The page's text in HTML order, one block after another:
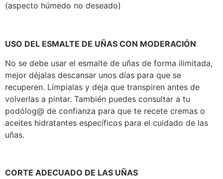
(aspecto húmedo no deseado)
USO DEL ESMALTE DE UÑAS CON MODERACIÓN
No se debe usar el esmalte de uñas de forma ilimitada,
mejor déjalas descansar unos días para que se
recuperen. Límpialas y deja que transpiren antes de
volverlas a pintar. También puedes consultar a tu
podólog@ de confianza para que te recete cremas o
aceites hidratantes específicos para el cuidado de las
uñas.
CORTE ADECUADO DE LAS UÑAS